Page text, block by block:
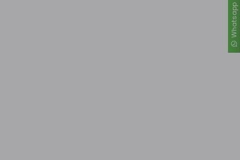
Whatsapp